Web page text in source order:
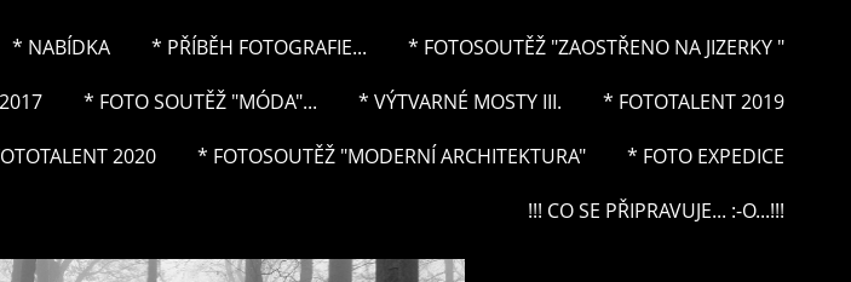
* NABÍDKA * PŘÍBĚH FOTOGRAFIE... * FOTOSOUTĚŽ "ZAOSTŘENO NA JIZERKY "
* FOTO SOUTĚŽ "MÓDA"... * VÝTVARNÉ MOSTY III. * FOTOTALENT 2019
2020 * FOTOSOUTĚŽ "MODERNÍ ARCHITEKTURA" * FOTO EXPEDICE
!!! CO SE PŘIPRAVUJE... :-O...!!!